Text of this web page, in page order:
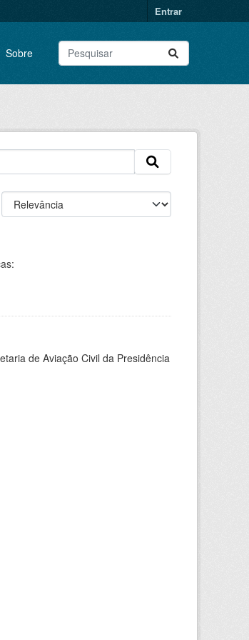
Entrar
Sobre
de Aviação Civil da Presidência